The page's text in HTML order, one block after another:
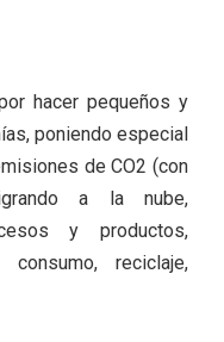
hacer pequeños y
poniendo especial
de CO2 (con
a la nube,
y productos,
reciclaje,